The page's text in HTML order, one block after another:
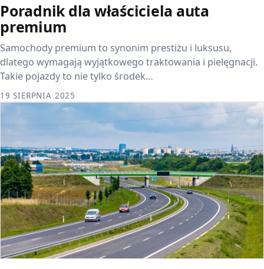
Poradnik dla właściciela auta
premium
Samochody premium to synonim prestiżu i luksusu,
dlatego wymagają wyjątkowego traktowania i pielęgnacji.
Takie pojazdy to nie tylko środek…
19 SIERPNIA 2025